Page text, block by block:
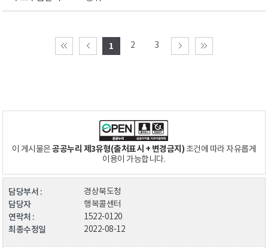
1 2 3
이 게시물은공공누리 제3유형(출처표시 + 변경금지)조건에 따라 자유롭게
이용이 가능합니다.
담당부서 : 경상북도청
담당자 행복콜센터
연락처 : 1522-0120
최종수정일 2022-08-12